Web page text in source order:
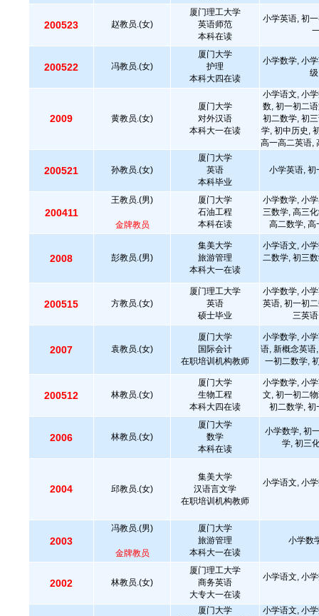
200523 赵教员.(女)
厦门理工大学
英语师范
本科在读
小学英语, 初
200522 冯教员.(女)
厦门大学
护理
本科大四在读
小学数学, 小
2009 黄教员.(女)
厦门大学
对外汉语
本科大一在读
小学语文, 小
数, 初一初二
初二数学, 初
学, 初中历史,
高一高二英语,
200521 孙教员.(女)
厦门大学
英语
本科毕业
小学英语, 初
200411
王教员.(男)
金牌教员
厦门大学
石油工程
本科在读
小学数学, 小
三数学, 高三
高二数学, 高
2008 彭教员.(男)
集美大学
旅游管理
本科大一在读
小学语文, 小
二数学, 初三
200515 方教员.(女)
厦门理工大学
英语
硕士毕业
小学数学, 小
英语, 初一初
三英
2007 袁教员.(女)
厦门大学
国际会计
在职培训机构教师
小学数学, 小
语, 新概念英语
一初二数学,
200512 林教员.(女)
厦门大学
生物工程
本科大四在读
小学数学, 小
文, 初一初二
初二数学, 初
2006 林教员.(女)
厦门大学
数学
本科在读
小学数学, 初
学, 初三
2004 邱教员.(女)
集美大学
汉语言文学
在职培训机构教师
小学语文, 小
2003
冯教员.(男)
金牌教员
厦门大学
旅游管理
本科大一在读
小学数
2002 林教员.(女)
厦门理工大学
商务英语
大专大一在读
小学语文, 小
厦门大学
小学语文, 小